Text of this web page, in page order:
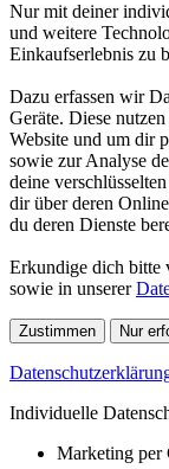
Nur mit deiner
und weitere
Einkaufserlebnis zu
Dazu erfassen wir
Geräte. Diese
Website und um dir
sowie zur Analyse
deine
dir über deren
du deren Dienste
Erkundige dich bitte
sowie in unserer
Zustimmen Nur
Individuelle
Marketing per